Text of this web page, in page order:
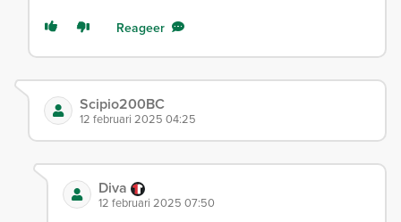
Reageer
Scipio200BC
12 februari 2025 04:25
Diva
12 februari 2025 07:50